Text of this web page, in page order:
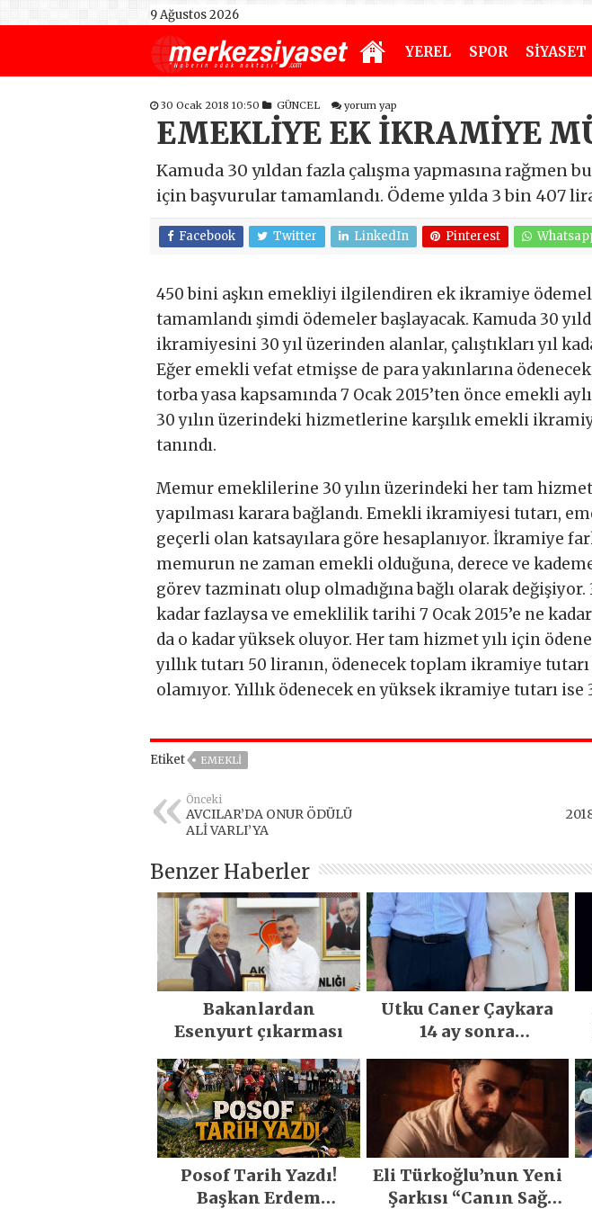
9 Ağustos 2026
YEREL SPOR SİYASET
30 Ocak 2018 10:50 GÜNCEL yorum yap
EMEKLİYE EK İKRAMİYE
Kamuda 30 yıldan fazla çalışma yapmasına rağmen
için başvurular tamamlandı. Ödeme yılda 3 bin 407
Facebook Twitter LinkedIn Pinterest
450 bini aşkın emekliyi ilgilendiren ek ikramiye
tamamlandı şimdi ödemeler başlayacak. Kamuda 30
ikramiyesini 30 yıl üzerinden alanlar, çalıştıkları yıl
Eğer emekli vefat etmişse de para yakınlarına
torba yasa kapsamında 7 Ocak 2015’ten önce emekli
30 yılın üzerindeki hizmetlerine karşılık emekli
tanındı.
Memur emeklilerine 30 yılın üzerindeki her tam hizmet
yapılması karara bağlandı. Emekli ikramiyesi tutarı,
geçerli olan katsayılara göre hesaplanıyor. İkramiye
memurun ne zaman emekli olduğuna, derece ve
görev tazminatı olup olmadığına bağlı olarak
kadar fazlaysa ve emeklilik tarihi 7 Ocak 2015’e ne
da o kadar yüksek oluyor. Her tam hizmet yılı için
yıllık tutarı 50 liranın, ödenecek toplam ikramiye tutarı
olamıyor. Yıllık ödenecek en yüksek ikramiye tutarı ise
Etiket EMEKLİ
Önceki
AVCILAR’DA ONUR ÖDÜLÜ
ALİ VARLI’YA
Benzer Haberler
Bakanlardan
Esenyurt çıkarması
Utku Caner Çaykara
14 ay sonra
Posof Tarih Yazdı!
Başkan Erdem
Eli Türkoğlu’nun Yeni
Şarkısı “Canın Sağ